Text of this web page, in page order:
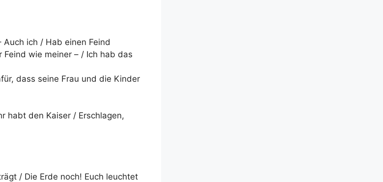
ich / Hab einen Feind
Feind wie meiner – / Ich hab das
dass seine Frau und die Kinder
habt den Kaiser / Erschlagen,
/ Die Erde noch! Euch leuchtet